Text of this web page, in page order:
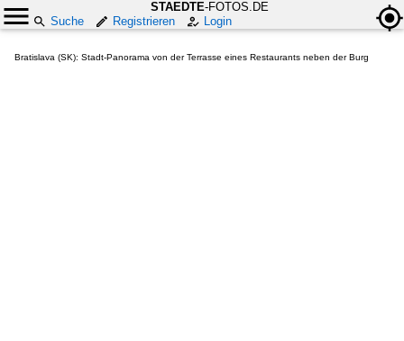
STAEDTE-FOTOS.DE
Suche
Registrieren Login
Bratislava (SK): Stadt-Panorama von der Terrasse eines Restaurants neben der Burg